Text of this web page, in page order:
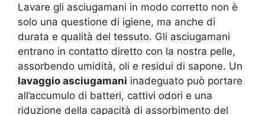
Lavare gli asciugamani in modo corretto non è
solo una questione di igiene, ma anche di
durata e qualità del tessuto. Gli asciugamani
entrano in contatto diretto con la nostra pelle,
assorbendo umidità, oli e residui di sapone. Un
lavaggio asciugamani inadeguato può portare
all’accumulo di batteri, cattivi odori e una
riduzione della capacità di assorbimento del